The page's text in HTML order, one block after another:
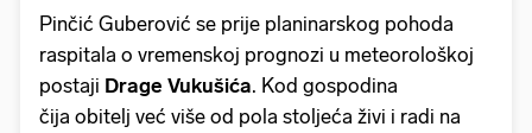
Pinčić Guberović se prije planinarskog pohoda
raspitala o vremenskoj prognozi u meteorološkoj
postaji Drage Vukušića. Kod gospodina
čija obitelj već više od pola stoljeća živi i radi na